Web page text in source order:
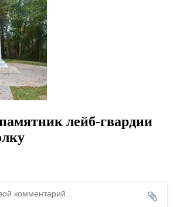
лейб-гвардии